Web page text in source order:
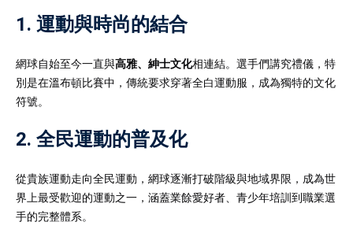
1. 運動與時尚的結合
網球自始至今一直與高雅、紳士文化相連結。選手們講究禮儀，特
別是在溫布頓比賽中，傳統要求穿著全白運動服，成為獨特的文化
符號。
2. 全民運動的普及化
從貴族運動走向全民運動，網球逐漸打破階級與地域界限，成為世
界上最受歡迎的運動之一，涵蓋業餘愛好者、青少年培訓到職業選
手的完整體系。